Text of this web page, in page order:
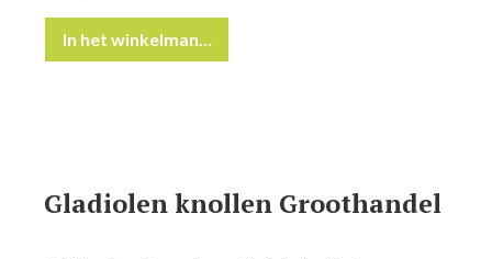
In het winkelmandje
Gladiolen knollen Groothandel